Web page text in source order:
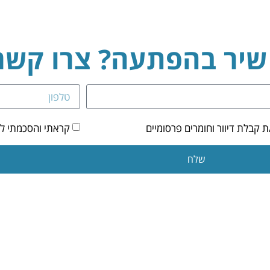
שיר בהפתעה? צרו
דיוור וחומרים פרסומיים קראתי והסכמתי
שלח